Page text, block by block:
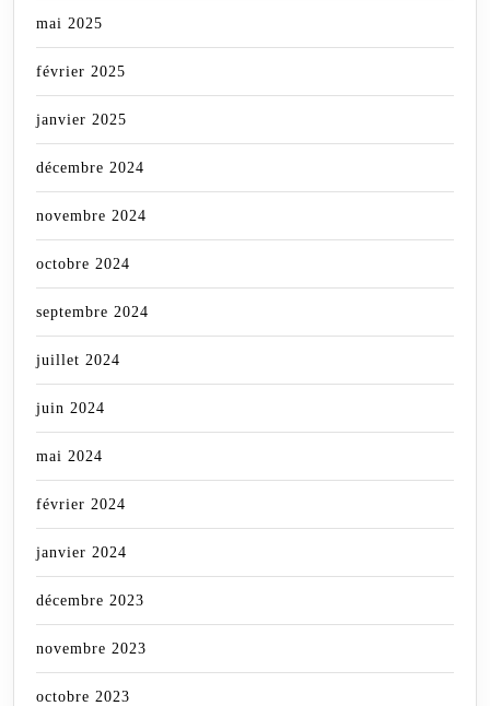
mai 2025
février 2025
janvier 2025
décembre 2024
novembre 2024
octobre 2024
septembre 2024
juillet 2024
juin 2024
mai 2024
février 2024
janvier 2024
décembre 2023
novembre 2023
octobre 2023